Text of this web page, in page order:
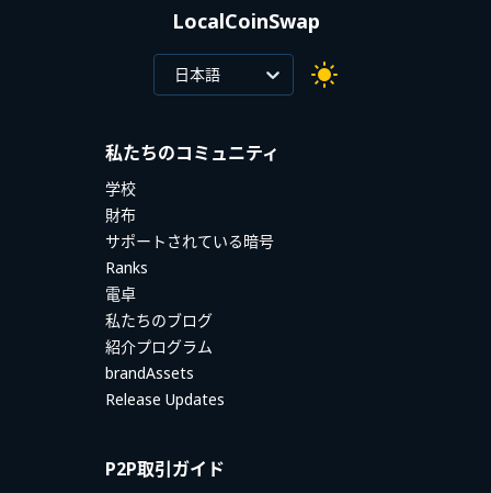
LocalCoinSwap
日本語
私たちのコミュニティ
学校
財布
サポートされている暗号
Ranks
電卓
私たちのブログ
紹介プログラム
brandAssets
Release Updates
P2P取引ガイド